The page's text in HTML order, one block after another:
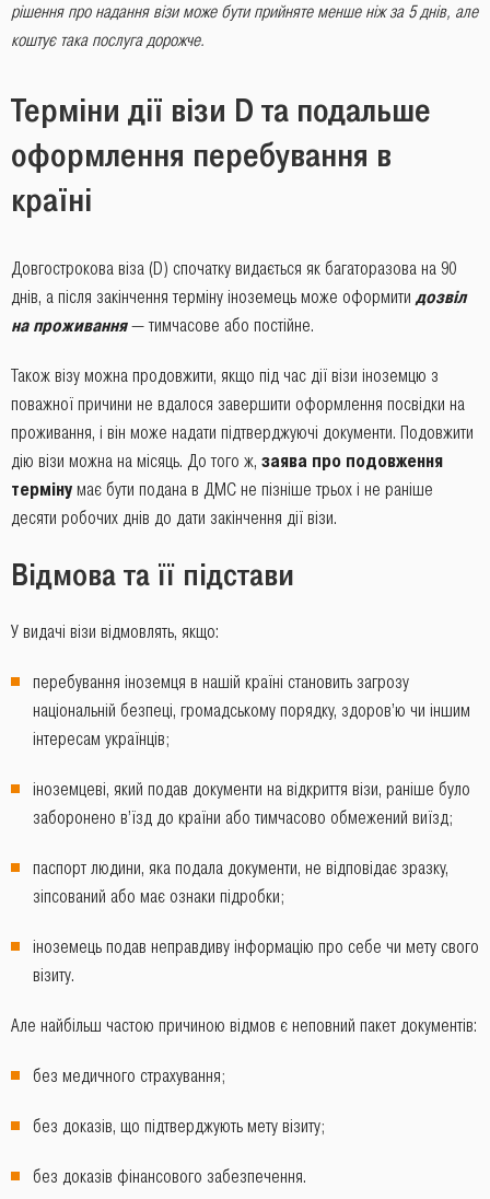
рішення про надання візи може бути прийняте менше ніж за 5 днів, але
коштує така послуга дорожче.
Терміни дії візи D та подальше
оформлення перебування в
країні
Довгострокова віза (D) спочатку видається як багаторазова на 90
днів, а після закінчення терміну іноземець може оформити дозвіл
на проживання― тимчасове або постійне.
Також візу можна продовжити, якщо під час дії візи іноземцю з
поважної причини не вдалося завершити оформлення посвідки на
проживання, і він може надати підтверджуючі документи. Подовжити
дію візи можна на місяць. До того ж, заява про подовження
терміну має бути подана в ДМС не пізніше трьох і не раніше
десяти робочих днів до дати закінчення дії візи.
Відмова та її підстави
У видачі візи відмовлять, якщо:
перебування іноземця в нашій країні становить загрозу
національній безпеці, громадському порядку, здоров’ю чи іншим
інтересам українців;
іноземцеві, який подав документи на відкриття візи, раніше було
заборонено в’їзд до країни або тимчасово обмежений виїзд;
паспорт людини, яка подала документи, не відповідає зразку,
зіпсований або має ознаки підробки;
іноземець подав неправдиву інформацію про себе чи мету свого
візиту.
Але найбільш частою причиною відмов є неповний пакет документів:
без медичного страхування;
без доказів, що підтверджують мету візиту;
без доказів фінансового забезпечення.